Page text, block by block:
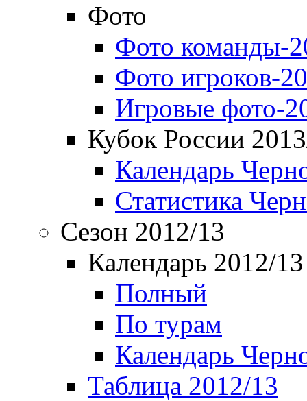
Фото
Фото команды-
Фото игроков-
Игровые фото-
Кубок России
Календарь
Статистика
Сезон 2012/13
Календарь 2012/13
Полный
По турам
Календарь
Таблица 2012/13